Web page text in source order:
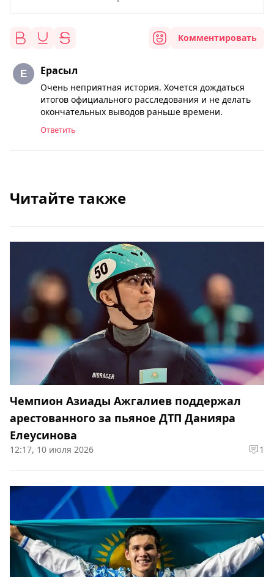
Комментировать
Ерасыл
Очень неприятная история. Хочется дождаться
итогов официального расследования и не делать
окончательных выводов раньше времени.
Ответить
Читайте также
Чемпион Азиады Ажгалиев поддержал
арестованного за пьяное ДТП Данияра
Елеусинова
12:17, 10 июля 2026 1